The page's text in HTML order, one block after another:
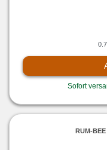
0.7
Sofort
RUM-